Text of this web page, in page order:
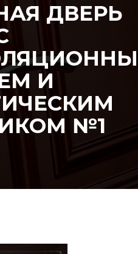
ДВЕРЬ
И
№1